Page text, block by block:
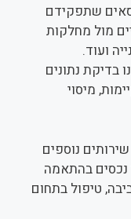
שתפקידם
מול מחלקות
ועוד.
בדיקת נתונים
מיסוי
נוספים
נכסים בהתאמה
טיפול בתחום